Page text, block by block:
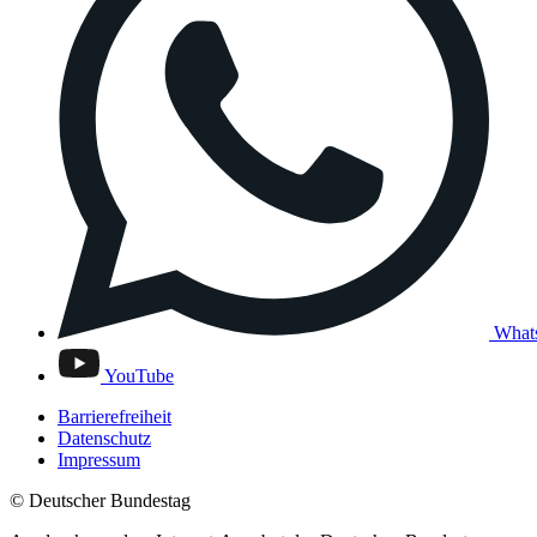
YouTube
Barrierefreiheit
Datenschutz
Impressum
© Deutscher Bundestag